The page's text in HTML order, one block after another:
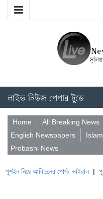
লাইভ নিউজ পেপার টুডে
Home All Breaking News
English Newspapers
Probashi News
আবিদুলের পোস্ট ভাইরাল|পুশ-ইনের